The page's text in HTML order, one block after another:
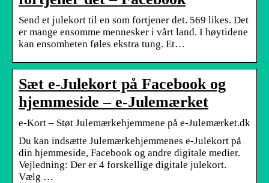
Send et julekort til en som fortjener det. 569 likes. Det
er mange ensomme mennesker i vårt land. I høytidene
kan ensomheten føles ekstra tung. Et…
Sæt e-Julekort på Facebook og
hjemmeside – e-Julemærket
e-Kort – Støt Julemærkehjemmene på e-Julemærket.dk
Du kan indsætte Julemærkehjemmenes e-Julekort på
din hjemmeside, Facebook og andre digitale medier.
Vejledning: Der er 4 forskellige digitale julekort.
Vælg …